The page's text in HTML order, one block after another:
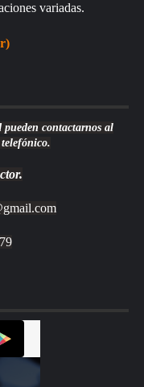
variadas.
contactarnos al